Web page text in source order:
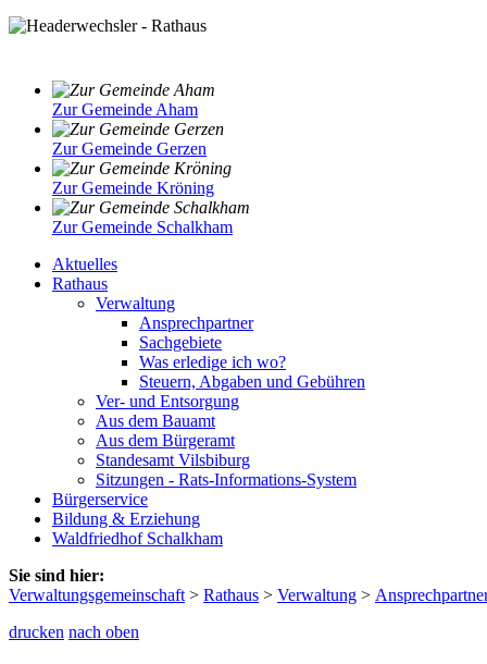
Zur Gemeinde Aham
Zur Gemeinde Gerzen
Zur Gemeinde Kröning
Zur Gemeinde Schalkham
Aktuelles
Rathaus
Verwaltung
Ansprechpartner
Sachgebiete
Was erledige ich wo?
Steuern, Abgaben und Gebühren
Ver- und Entsorgung
Aus dem Bauamt
Aus dem Bürgeramt
Standesamt Vilsbiburg
Sitzungen - Rats-Informations-System
Bürgerservice
Bildung & Erziehung
Waldfriedhof Schalkham
Sie sind hier:
Verwaltungsgemeinschaft > Rathaus > Verwaltung >
drucken nach oben